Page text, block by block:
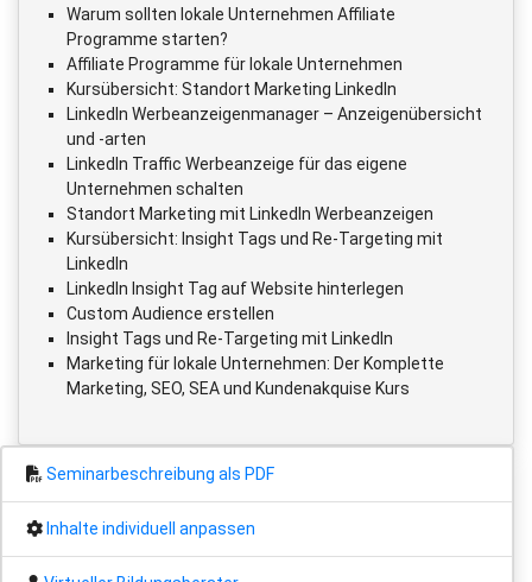
Warum sollten lokale Unternehmen Affiliate
Programme starten?
Affiliate Programme für lokale Unternehmen
Kursübersicht: Standort Marketing LinkedIn
LinkedIn Werbeanzeigenmanager – Anzeigenübersicht
und -arten
LinkedIn Traffic Werbeanzeige für das eigene
Unternehmen schalten
Standort Marketing mit LinkedIn Werbeanzeigen
Kursübersicht: Insight Tags und Re-Targeting mit
LinkedIn
LinkedIn Insight Tag auf Website hinterlegen
Custom Audience erstellen
Insight Tags und Re-Targeting mit LinkedIn
Marketing für lokale Unternehmen: Der Komplette
Marketing, SEO, SEA und Kundenakquise Kurs
Seminarbeschreibung als PDF
Inhalte individuell anpassen